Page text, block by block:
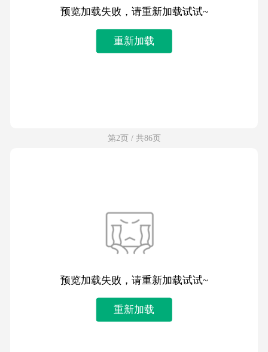
预览加载失败，请重新加载试试~
重新加载
第2页 / 共86页
预览加载失败，请重新加载试试~
重新加载